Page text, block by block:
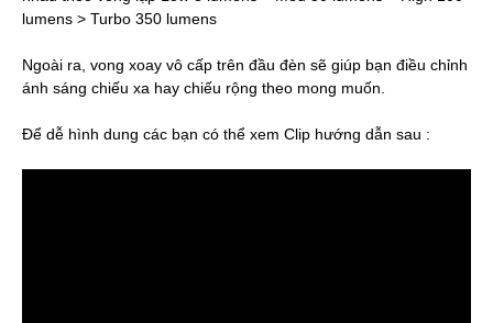
lumens > Turbo 350 lumens
Ngoài ra, vong xoay vô cấp trên đầu đèn sẽ giúp bạn điều chỉnh
ánh sáng chiếu xa hay chiếu rộng theo mong muốn.
Để dễ hình dung các bạn có thể xem Clip hướng dẫn sau :